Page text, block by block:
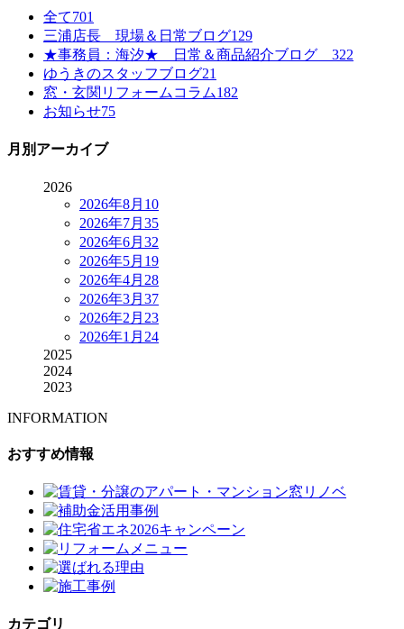
全て701
三浦店長 現場＆日常ブログ129
★事務員：海汐★ 日常＆商品紹介ブログ 322
ゆうきのスタッフブログ21
窓・玄関リフォームコラム182
お知らせ75
月別アーカイブ
2026
2026年8月 10
2026年7月 35
2026年6月 32
2026年5月 19
2026年4月 28
2026年3月 37
2026年2月 23
2026年1月 24
2025
2024
2023
INFORMATION
おすすめ情報
カテゴリ